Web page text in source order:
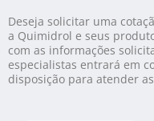
Deseja solicitar uma
a Quimidrol e seus
com as informações
especialistas entrará em
disposição para atender